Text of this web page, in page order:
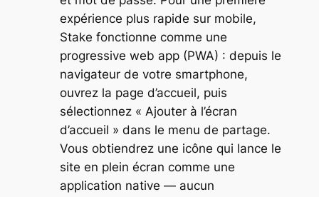
expérience plus rapide sur mobile,
Stake fonctionne comme une
progressive web app (PWA) : depuis le
navigateur de votre smartphone,
ouvrez la page d’accueil, puis
sélectionnez « Ajouter à l’écran
d’accueil » dans le menu de partage.
Vous obtiendrez une icône qui lance le
site en plein écran comme une
application native — aucun